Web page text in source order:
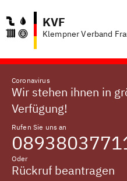
KVF
Klempner Verband
Coronavirus
Wir stehen ihnen in
Verfügung!
Rufen Sie uns an
Oder
Rückruf beantragen